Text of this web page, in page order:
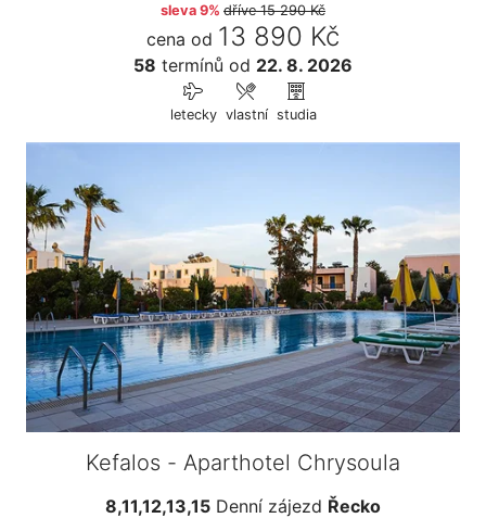
sleva 9% dříve15 290 Kč
cena od 13 890 Kč
58 termínů od 22. 8. 2026
letecky vlastní studia
Kefalos - Aparthotel Chrysoula
8,11,12,13,15 Denní zájezd Řecko